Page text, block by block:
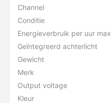
Channel
Conditie
Energieverbruik per uur max
Geïntegreerd achterlicht
Gewicht
Merk
Output voltage
Kleur